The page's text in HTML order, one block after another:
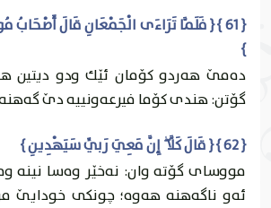
{ 61 } { فَلَمَّا تَرَاءَى الْجَمْعَانِ قَالَ
}
ده‌مێ هه‌ردو كۆمان ئێك ودو ديتين
گۆتن: هندى كۆما فيرعه‌ونییه‌ دێ
{ 62 } { قَالَ كَلَّا ۖ إِنَّ مَعِيَ رَبِّي سَيَهْدِينِ }
مووساى گۆته‌ وان: نه‌خێر وه‌سا نينه‌
ئه‌و ناگه‌هنه‌ هه‌وه‌؛ چونكى خودايێ